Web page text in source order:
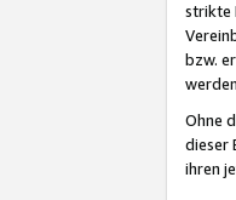
strikte
bzw.
Ohne
dieser
ihren